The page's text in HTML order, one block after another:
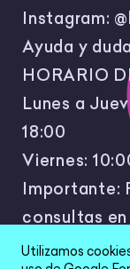
Instagram:
Ayuda y
HORARIO
Lunes a
18:00
Viernes:
Importante:
consultas
laborales.
Utilizamos